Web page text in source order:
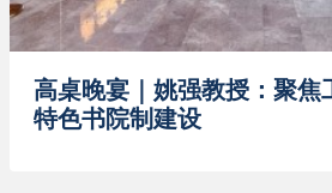
高桌晚宴｜姚强教授：聚焦
特色书院制建设